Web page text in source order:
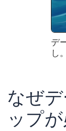
デ
し。
なぜ
ップ